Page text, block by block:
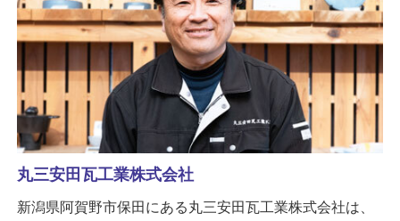
丸三安田瓦工業株式会社
新潟県阿賀野市保田にある丸三安田瓦工業株式会社は、